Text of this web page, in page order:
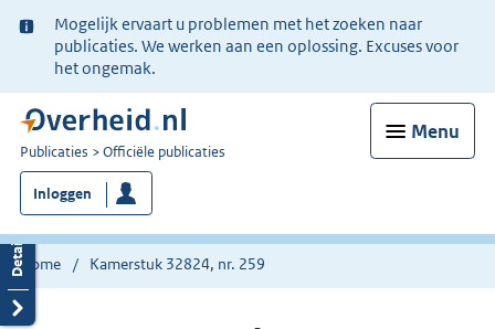
Ter
informatie:
Mogelijk ervaart u problemen met het zoeken naar
publicaties. We werken aan een oplossing. Excuses voor
het ongemak.
Menu
U
bent
nu
hier:
Publicaties Officiële publicaties
Inloggen
Home Kamerstuk 32824, nr. 259